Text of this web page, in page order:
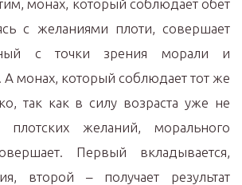
монах, который соблюдает обет
с желаниями плоти, совершает
с точки зрения морали и
А монах, который соблюдает тот же
так как в силу возраста уже не
плотских желаний, морального
Первый вкладывается,
второй – получает результат